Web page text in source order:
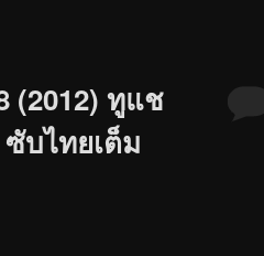
(2012) ทูแช
บไทยเต็ม